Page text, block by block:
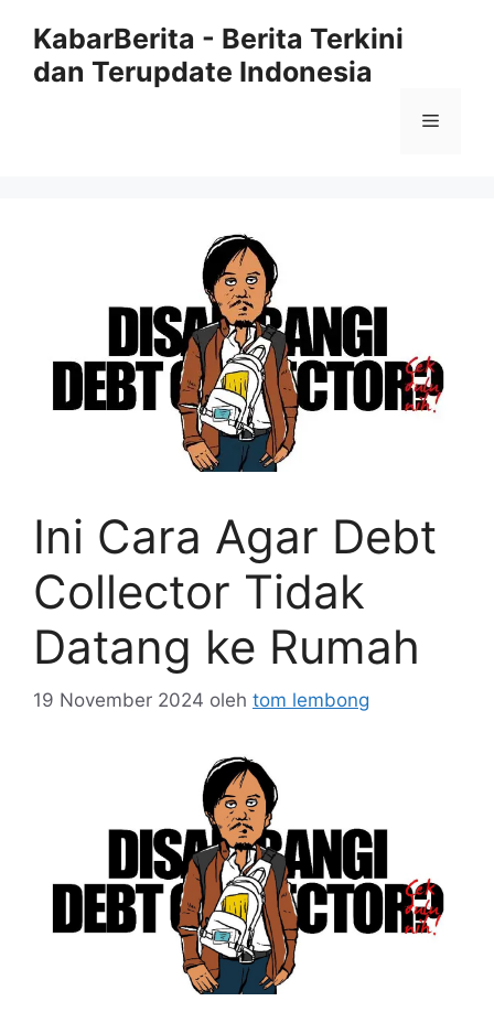
KabarBerita - Berita Terkini
dan Terupdate Indonesia
Menu
Ini Cara Agar Debt
Collector Tidak
Datang ke Rumah
19 November 2024 oleh tom lembong